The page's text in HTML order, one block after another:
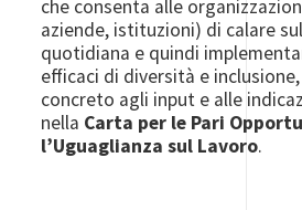
che consenta alle
aziende, istituzioni) di calare
quotidiana e quindi
efficaci di diversità e
concreto agli input e alle
nella Carta per le Pari
l’Uguaglianza sul Lavoro.